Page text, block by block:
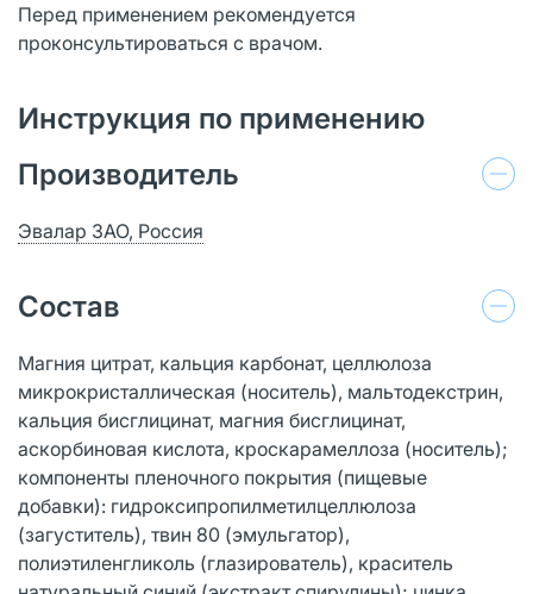
Перед применением рекомендуется
проконсультироваться с врачом.
Инструкция по применению
Производитель
Эвалар ЗАО, Россия
Состав
Магния цитрат, кальция карбонат, целлюлоза
микрокристаллическая (носитель), мальтодекстрин,
кальция бисглицинат, магния бисглицинат,
аскорбиновая кислота, кроскарамеллоза (носитель);
компоненты пленочного покрытия (пищевые
добавки): гидроксипропилметилцеллюлоза
(загуститель), твин 80 (эмульгатор),
полиэтиленгликоль (глазирователь), краситель